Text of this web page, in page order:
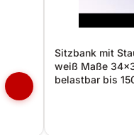
Sitzbank mit
weiß Maße
belastbar bis